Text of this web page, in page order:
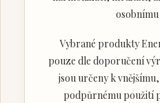
Vybrané produkty
pouze dle doporučení
jsou určeny k
podpůrnému použití